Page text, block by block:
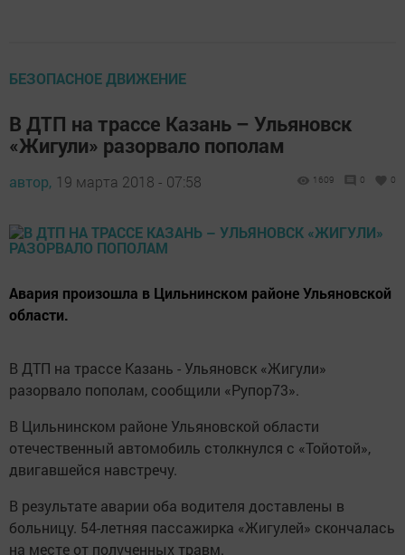
БЕЗОПАСНОЕ ДВИЖЕНИЕ
В ДТП на трассе Казань – Ульяновск
«Жигули» разорвало пополам
автор, 19 марта 2018 - 07:58 1609 0 0
Авария произошла в Цильнинском районе Ульяновской
области.
В ДТП на трассе Казань - Ульяновск «Жигули»
разорвало пополам, сообщили «Рупор73».
В Цильнинском районе Ульяновской области
отечественный автомобиль столкнулся с «Тойотой»,
двигавшейся навстречу.
В результате аварии оба водителя доставлены в
больницу. 54-летняя пассажирка «Жигулей» скончалась
на месте от полученных травм.